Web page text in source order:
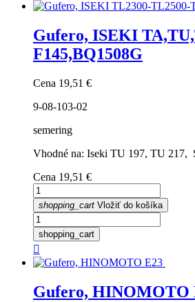
Gufero, ISEKI
F145,BQ1508G
Cena 19,51 €
9-08-103-02
semering
Vhodné na: Iseki TU 197, TU 217,
Cena 19,51 €
shopping_cart Vložiť do košíka
shopping_cart

Gufero, HINOMOTO